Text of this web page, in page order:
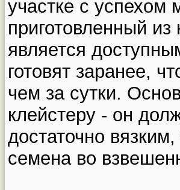
участке с успехом
приготовленный
является
готовят заранее,
чем за сутки.
клейстеру - он
достаточно
семена во